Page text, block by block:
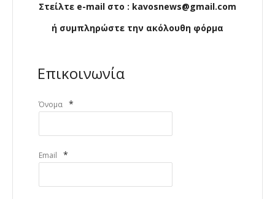
Στείλτε e-mail στο : kavosnews@gmail.com
ή συμπληρώστε την ακόλουθη φόρμα
Επικοινωνία
Όνομα *
Email *